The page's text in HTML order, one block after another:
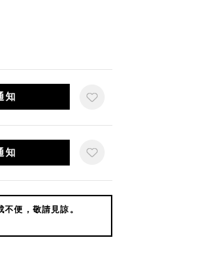
知
知
便，敬請見諒。